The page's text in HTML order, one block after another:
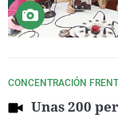
CONCENTRACIÓN
Unas 200